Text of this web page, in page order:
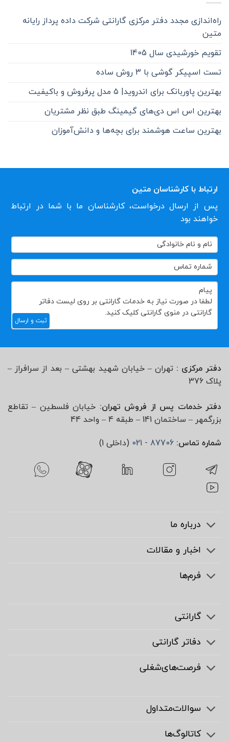
راه‌اندازی مجدد دفتر مرکزی گارانتی شرکت داده پرداز رایانه
متین
تقویم خورشیدی سال 1405
تست اسپیکر گوشی با 3 روش ساده
بهترین پاوربانک برای اندروید| ۵ مدل پرفروش و باکیفیت
بهترین اس اس دی‌های گیمینگ طبق نظر مشتریان
بهترین ساعت هوشمند برای بچه‌ها و دانش‌آموزان
ارتباط با کارشناسان متین
پس از ارسال درخواست، کارشناسان ما با شما در ارتباط
خواهند بود
تماس
با
ثبت و ارسال
دفتر مرکزی : تهران – خیابان شهید بهشتی – بعد از سرافراز –
پلاک 376
دفتر خدمات پس از فروش تهران: خیابان فلسطین – تقاطع
بزرگمهر – ساختمان 141 – طبقه 4 – واحد 44
شماره تماس: 87706 - 021 (داخلی 1)
درباره ما
اخبار و مقالات
فرم‌ها
گارانتی
دفاتر گارانتی
فرصت‌های‌شغلی
سوالات‌متداول
کاتالوگ‌ها